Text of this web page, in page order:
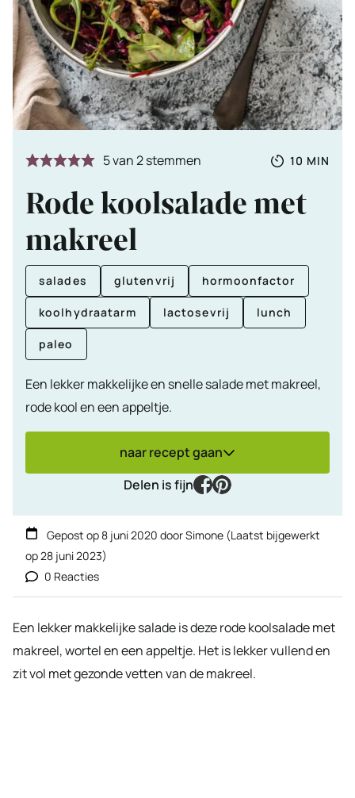
5van2stemmen
Totale
10 MIN
Rode koolsalade met
makreel
salades glutenvrij hormoonfactor
koolhydraatarm lactosevrij lunch
paleo
Een lekker makkelijke en snelle salade met makreel,
rode kool en een appeltje.
naar recept gaan
Delen is fijn
facebook
pinterest
Gepost op8 juni 2020 doorSimone (Laatst bijgewerkt
op28 juni 2023)
0 Reacties
Een lekker makkelijke salade is deze rode koolsalade met
makreel, wortel en een appeltje. Het is lekker vullend en
zit vol met gezonde vetten van de makreel.